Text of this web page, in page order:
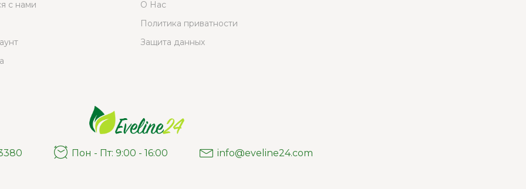
с нами
О Нас
Политика приватности
Защита данных
Пон - Пт: 9:00 - 16:00 info@eveline24.com